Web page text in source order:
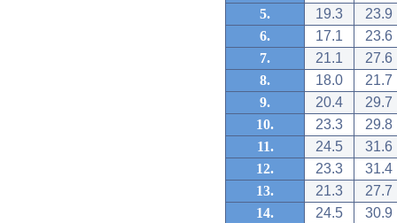
5.
19.3
23.9
6.
17.1
23.6
7.
21.1
27.6
8.
18.0
21.7
9.
20.4
29.7
10.
23.3
29.8
11.
24.5
31.6
12.
23.3
31.4
13.
21.3
27.7
14.
24.5
30.9